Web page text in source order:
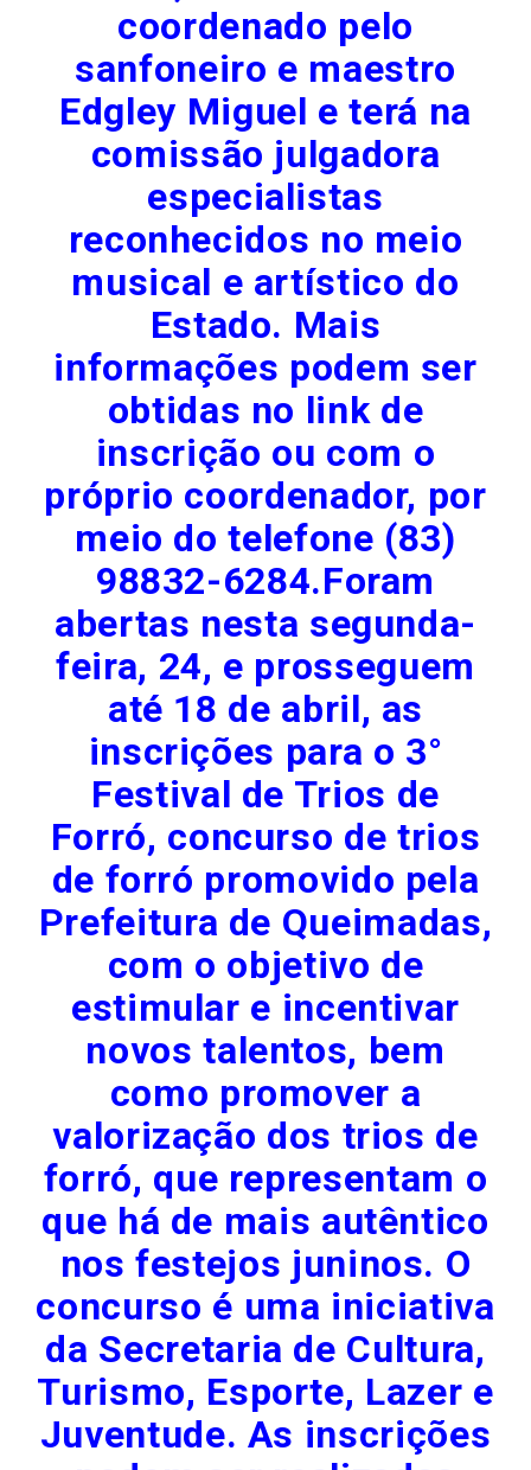
coordenado pelo
sanfoneiro e maestro
Edgley Miguel e terá na
comissão julgadora
especialistas
reconhecidos no meio
musical e artístico do
Estado. Mais
informações podem ser
obtidas no link de
inscrição ou com o
próprio coordenador, por
meio do telefone (83)
98832-6284.Foram
abertas nesta segunda-
feira, 24, e prosseguem
até 18 de abril, as
inscrições para o 3°
Festival de Trios de
Forró, concurso de trios
de forró promovido pela
Prefeitura de Queimadas,
com o objetivo de
estimular e incentivar
novos talentos, bem
como promover a
valorização dos trios de
forró, que representam o
que há de mais autêntico
nos festejos juninos. O
concurso é uma iniciativa
da Secretaria de Cultura,
Turismo, Esporte, Lazer e
Juventude. As inscrições